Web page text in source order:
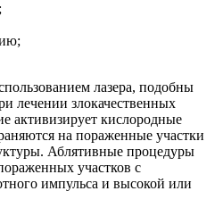
лазера, подобны
лечении злокачественных
активизирует кислородные
на пораженные участки
Аблятивные процедуры
участков с
импульса и высокой или